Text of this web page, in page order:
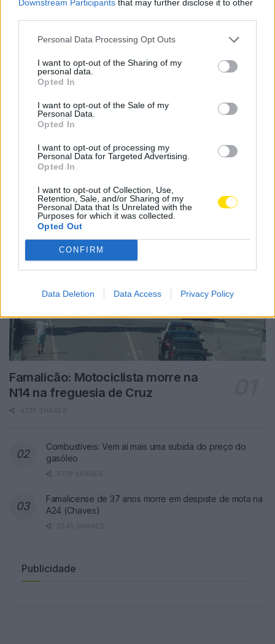
Downstream Participants that may further disclose it to other
Personal Data Processing Opt Outs
I want to opt-out of the Sharing of my
personal data.
Opted In
I want to opt-out of the Sale of my
Personal Data.
Opted In
I want to opt-out of processing my
Personal Data for Targeted Advertising.
Opted In
I want to opt-out of Collection, Use,
Retention, Sale, and/or Sharing of my
Personal Data that Is Unrelated with the
Purposes for which it was collected.
Opted Out
CONFIRM
Data Deletion Data Access Privacy Policy
Escolar desde esta segunda-feira.
centro social
Notícias Populares
Famalicão: Motociclista morre na
N14 na freguesia de Cruz
4725 SHARES
Combustíveis: Vem aí mais uma subida do preço do
gasóleo
3779 SHARES
Famalicense de 37 anos morre em despiste de mota na
A24 (Chaves)
2545 SHARES
Publicidade